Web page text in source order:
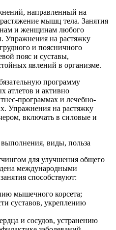
направленный на
мышц тела. Занятия
и женщинам любого
Упражнения на растяжку
и поясничного
пояс и суставы,
явлений в организме.
программу
атлетов и активно
программах и лечебно-
Упражнения на растяжку
включать в силовые и
для улучшения общего
международными
способствуют:
мышечного корсета;
суставов, укреплению
и сосудов, устранению